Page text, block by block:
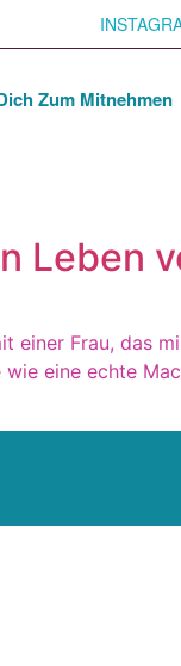
Zum Mitnehmen
Leben
einer Frau, das
eine echte